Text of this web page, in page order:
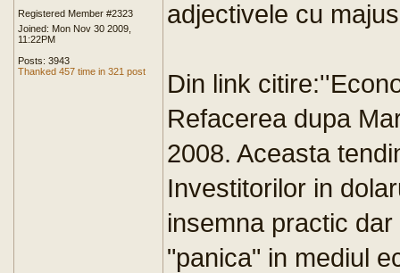
Registered Member #2323
Joined: Mon Nov 30 2009,
11:22PM
Posts: 3943
Thanked 457 time in 321 post
adjectivele cu
Din link
Refacerea dupa
2008. Aceasta
Investitorilor in
insemna practic
"panica" in mediul